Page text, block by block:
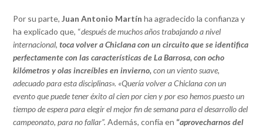
Por su parte,Juan Antonio Martín ha agradecido la confianza y
ha explicado que, “después de muchos años trabajando a nivel
internacional, toca volver a Chiclana con un circuito que se identifica
perfectamente con las características de La Barrosa, con ocho
kilómetros y olas increíbles en invierno, con un viento suave,
adecuado para esta disciplinas». «Quería volver a Chiclana con un
evento que puede tener éxito al cien por cien y por eso hemos puesto un
tiempo de espera para elegir el mejor fin de semana para el desarrollo del
campeonato, para no fallar”. Además, confía en “aprovecharnos del